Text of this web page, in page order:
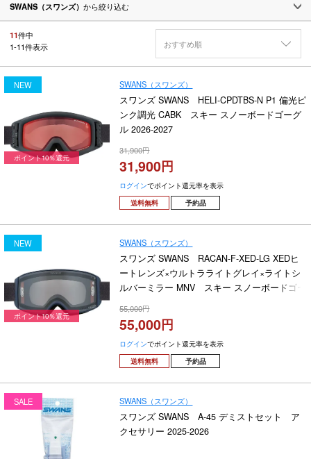
SWANS（スワンズ） から絞り込む
11件中
1-11件表示 おすすめ順
NEW SWANS（スワンズ）
スワンズ SWANS HELI-CPDTBS-N P1 偏光ピ
ンク調光 CABK スキー スノーボードゴーグ
ル 2026-2027
31,900
31,900
ログインでポイント還元率を表示
送料無料
予約品
ポイント10％還元
NEW SWANS（スワンズ）
スワンズ SWANS RACAN-F-XED-LG XEDヒ
ートレンズ×ウルトラライトグレイ×ライトシ
ルバーミラー MNV スキー スノーボードゴー
55,000
55,000
ログインでポイント還元率を表示
送料無料
予約品
ポイント10％還元
SALE SWANS（スワンズ）
スワンズ SWANS A-45 デミストセット ア
クセサリー 2025-2026